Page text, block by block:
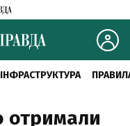
ІНФРАСТРУКТУРА
отримали